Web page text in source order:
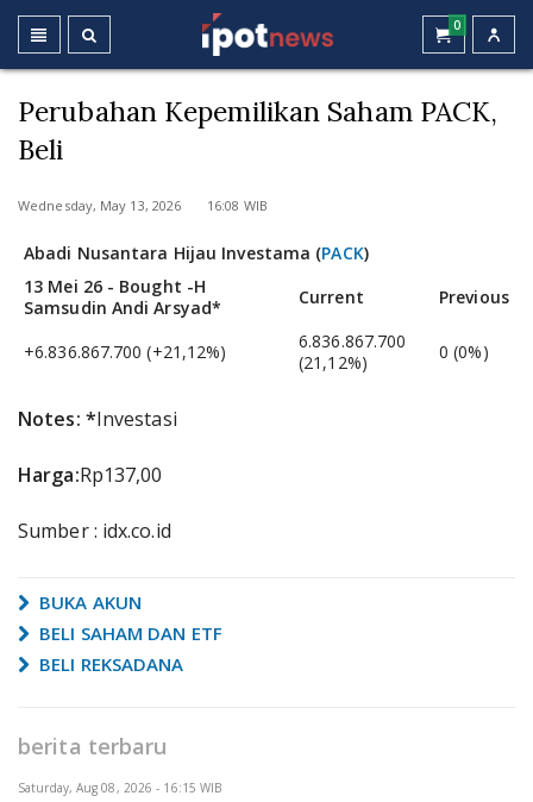
0
Perubahan Kepemilikan Saham PACK,
Beli
Wednesday, May 13, 2026 16:08 WIB
Abadi Nusantara Hijau Investama (PACK)
13 Mei 26 - Bought -H
Samsudin Andi Arsyad*
Current Previous
+6.836.867.700 (+21,12%)
6.836.867.700
(21,12%)
0 (0%)
Notes: *Investasi
Harga:Rp137,00
Sumber : idx.co.id
BUKA AKUN
BELI SAHAM DAN ETF
BELI REKSADANA
berita terbaru
Saturday, Aug 08, 2026 - 16:15 WIB